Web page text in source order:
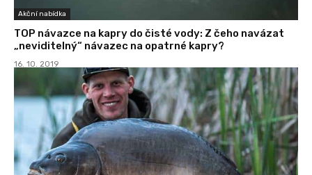
Akční nabídka
TOP návazce na kapry do čisté vody: Z čeho navázat
„neviditelný“ návazec na opatrné kapry?
16. 10. 2019